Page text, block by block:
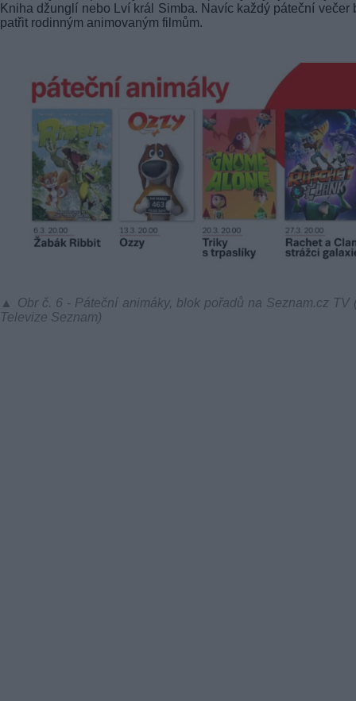
Kniha džunglí nebo Lví král Simba. Navíc každý páteční večer
patřit rodinným animovaným filmům.
▲ Obr č. 6 - Páteční animáky, blok pořadů na Seznam.cz TV
Televize Seznam)